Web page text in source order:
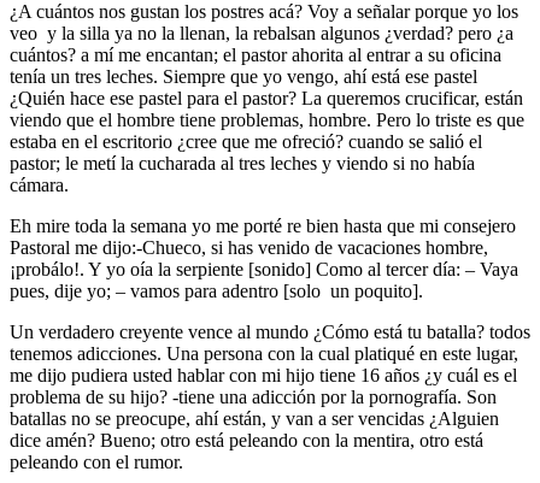
¿A cuántos nos gustan los postres acá? Voy a señalar porque yo los
veo y la silla ya no la llenan, la rebalsan algunos ¿verdad? pero ¿a
cuántos? a mí me encantan; el pastor ahorita al entrar a su oficina
tenía un tres leches. Siempre que yo vengo, ahí está ese pastel
¿Quién hace ese pastel para el pastor? La queremos crucificar, están
viendo que el hombre tiene problemas, hombre. Pero lo triste es que
estaba en el escritorio ¿cree que me ofreció? cuando se salió el
pastor; le metí la cucharada al tres leches y viendo si no había
cámara.
Eh mire toda la semana yo me porté re bien hasta que mi consejero
Pastoral me dijo:-Chueco, si has venido de vacaciones hombre,
¡probálo!. Y yo oía la serpiente [sonido] Como al tercer día: – Vaya
pues, dije yo; – vamos para adentro [solo un poquito].
Un verdadero creyente vence al mundo ¿Cómo está tu batalla? todos
tenemos adicciones. Una persona con la cual platiqué en este lugar,
me dijo pudiera usted hablar con mi hijo tiene 16 años ¿y cuál es el
problema de su hijo? -tiene una adicción por la pornografía. Son
batallas no se preocupe, ahí están, y van a ser vencidas ¿Alguien
dice amén? Bueno; otro está peleando con la mentira, otro está
peleando con el rumor.